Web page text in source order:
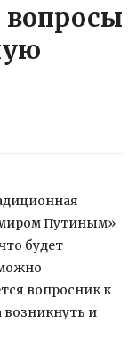
вопросы
Путиным»
будет
вопросник к
и